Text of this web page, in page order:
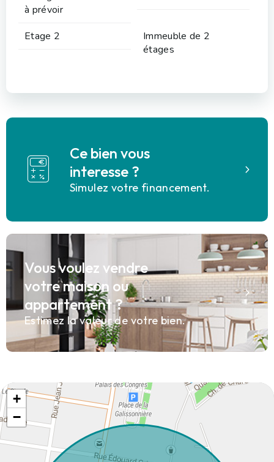
à prévoir
Etage 2
Immeuble de 2
étages
Ce bien vous
interesse ?
Simulez votre financement.
Vous voulez vendre
votre maison ou
appartement ?
Estimez la valeur de votre bien.
+
−